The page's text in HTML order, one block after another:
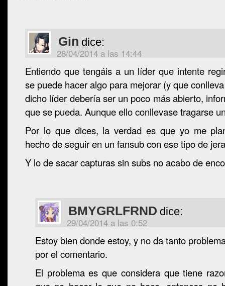
Gin dice:
28/04/2014 a las 14:44
Entiendo que tengáis a un líder que intente
se puede hacer algo para mejorar (y que
dicho líder debería ser un poco más abierto,
que se pueda. Aunque ello conllevase tragarse
Por lo que dices, la verdad es que yo me
hecho de seguir en un fansub con ese tipo de
Y lo de sacar capturas sin subs no acabo de
BMYGRLFRND dice:
29/04/2014 a las 0:52
Estoy bien donde estoy, y no da tanto
por el comentario.
El problema es que considera que tiene